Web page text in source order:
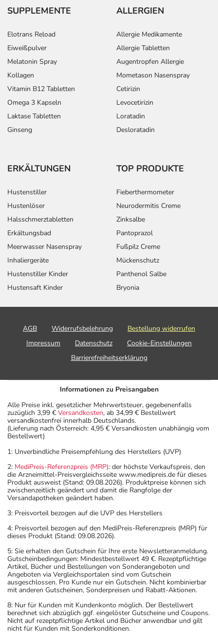
SUPPLEMENTE
Elotrans Reload
Eiweißpulver
Melatonin Spray
Kollagen
Vitamin B12 Tabletten
Omega 3 Kapseln
Laktase Tabletten
Ginseng
ALLERGIEN
Allergie Medikamente
Allergie Tabletten
Augentropfen Allergie
Mometason Nasenspray
Cetirizin
Levocetirizin
Loratadin
Desloratadin
ERKÄLTUNGEN
Hustenstiller
Hustenlöser
Halsschmerztabletten
Erkältungsbad
Meerwasser Nasenspray
Inhaliergeräte
Hustenstiller Kinder
Hustensaft Kinder
TOP PRODUKTE
Fieberthermometer
Neurodermitis Creme
Zinksalbe
Pantoprazol
Fußpilz Creme
Mückenschutz
Panthenol Salbe
Bryonia
AGB Widerrufsbelehrung
Bestellung widerrufen
Impressum
Datenschutz
Cookie-Einstellungen
Barrierefreiheitserklärung
Informationen zu Preisangaben
Alle Preise inkl. gesetzlicher Mehrwertsteuer, gegebenenfalls
zuzüglich 3,99 € Versandkosten, ab 34,99 € Bestellwert
versandkostenfrei innerhalb Deutschlands.
(Lieferung nach Österreich: 4,95 € Versandkosten unabhängig vom
Bestellwert)
1: Unverbindliche Preisempfehlung des Herstellers (UVP)
2: MediPreis-Referenzpreis (MRP): der höchste Verkaufspreis, den
die Arzneimittel-Preisvergleichsseite www.medipreis.de für dieses
Produkt ausweist (Stand: 09.08.2026). Produktpreise können sich
zwischenzeitlich geändert und damit die Rangfolge der
Versandapotheken geändert haben.
3: Preisvorteil bezogen auf die UVP des Herstellers
4: Preisvorteil bezogen auf den MediPreis-Referenzpreis (MRP) für
dieses Produkt (Stand: 09.08.2026).
5: Sie erhalten den Gutschein für Ihre erste Newsletteranmeldung.
Gutscheinbedingungen: Mindestbestellwert 49 €. Rezeptpflichtige
Artikel, Bücher und Bestellungen von Sonderangeboten und
Angeboten via Vergleichsportalen sind vom Gutschein
ausgeschlossen. Pro Kunde nur ein Gutschein. Nicht kombinierbar
mit anderen Gutscheinen, Sonderpreisen und Rabatt-Aktionen.
8: Nur für Kunden mit Kundenkonto möglich. Der Bestellwert
berechnet sich abzüglich ggf. eingelöster Gutscheine und Coupons.
Nicht auf rezeptpflichtige Artikel und Bücher anwendbar und gilt
nicht für Kunden mit Sonderkonditionen.